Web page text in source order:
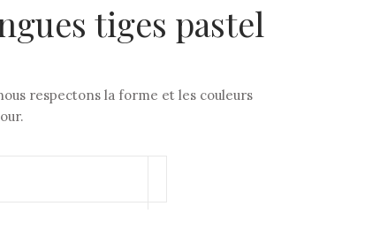
tiges pastel
respectons la forme et les couleurs